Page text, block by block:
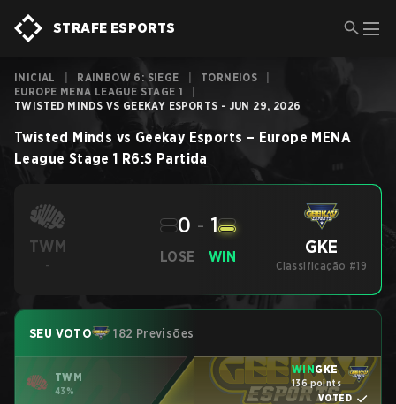
STRAFE ESPORTS
INICIAL RAINBOW 6: SIEGE TORNEIOS
EUROPE MENA LEAGUE STAGE 1
TWISTED MINDS VS GEEKAY ESPORTS - JUN 29, 2026
Twisted Minds vs Geekay Esports – Europe MENA
League Stage 1 R6:S Partida
TWM
-
LOSE
0 - 1
WIN GKE
Classificação #19
SEU VOTO 182 Previsões
TWM
43%
WINGKE
136 points
VOTED